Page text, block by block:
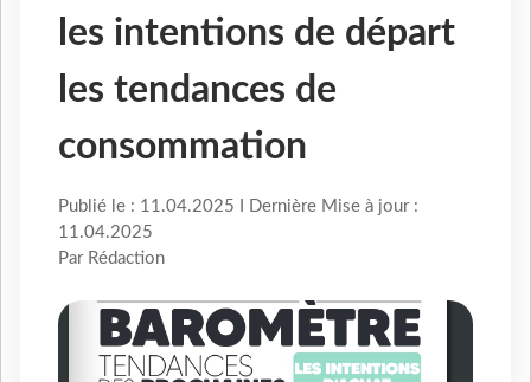
les intentions de départ
les tendances de
consommation
Publié le : 11.04.2025 I Dernière Mise à jour :
11.04.2025
Par Rédaction